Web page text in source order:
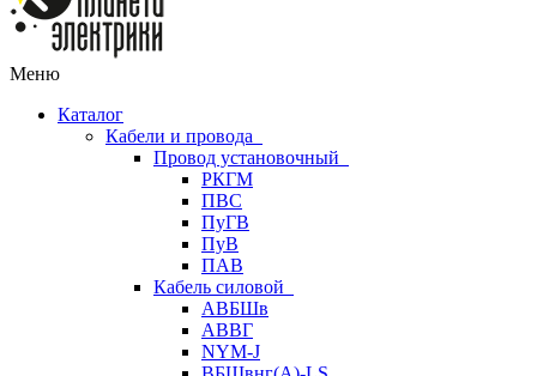
Меню
Каталог
Кабели и провода
Провод установочный
РКГМ
ПВС
ПуГВ
ПуВ
ПАВ
Кабель силовой
АВБШв
АВВГ
NYM-J